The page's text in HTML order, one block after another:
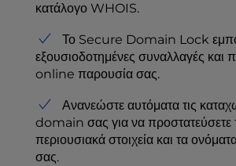
κατάλογο WHOIS.
Το Secure Domain Lock
εξουσιοδοτημένες συναλλαγές και
online παρουσία σας.
Ανανεώστε αυτόματα τις
domain σας για να προστατεύσετε
περιουσιακά στοιχεία και τα
σας.